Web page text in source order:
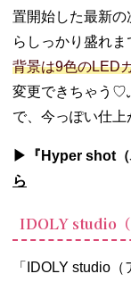
置開始した最新
らしっかり盛れ
背景は9色のLED
変更できちゃう♡
で、今っぽい仕
▶︎『Hyper shot（
ら
IDOLY studio（
「IDOLY studio